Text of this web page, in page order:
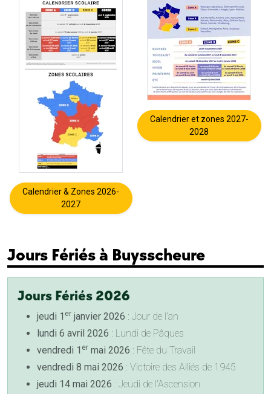
Calendrier & Zones 2026-
2027
Calendrier et zones 2027-
2028
Jours Fériés à Buysscheure
Jours Fériés 2026
jeudi 1 er janvier 2026 : Jour de l'an
lundi 6 avril 2026 : Lundi de Pâques
vendredi 1 er mai 2026 : Fête du Travail
vendredi 8 mai 2026 : Victoire des Alliés de 1945
jeudi 14 mai 2026 : Jeudi de l'Ascension